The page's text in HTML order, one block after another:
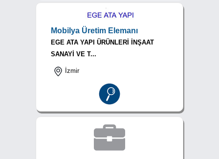
Mobilya Üretim Elemanı
EGE ATA YAPI ÜRÜNLERİ İNŞAAT
SANAYİ VE T...
İzmir